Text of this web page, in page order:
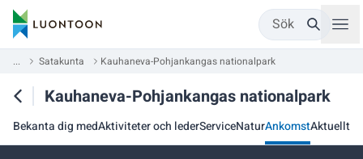
Sök
... Satakunta Kauhaneva-Pohjankangas nationalpark
Kauhaneva-Pohjankangas nationalpark
Bekanta dig medAktiviteter och lederServiceNaturAnkomstAktuellt